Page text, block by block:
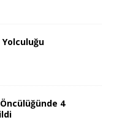
Yolculuğu
4